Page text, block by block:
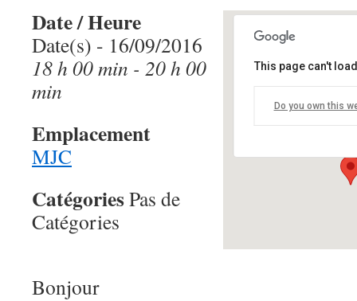
This page can't
Do you own this
Date / Heure
Date(s) - 16/09/2016
18 h 00 min - 20 h 00
min
Emplacement
MJC
CatégoriesPas de
Catégories
Bonjour